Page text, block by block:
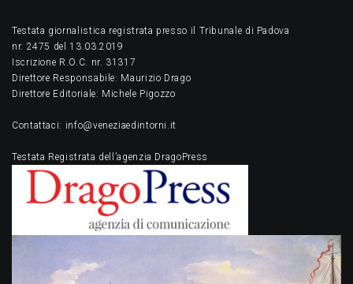
Testata giornalistica registrata presso il Tribunale di Padova
nr. 2475 del 13.03.2019
Iscrizione R.O.C. nr. 31317
Direttore Responsabile: Maurizio Drago
Direttore Editoriale: Michele Pigozzo
Contattaci: info@veneziaedintorni.it
Testata Registrata dell’agenzia DragoPress